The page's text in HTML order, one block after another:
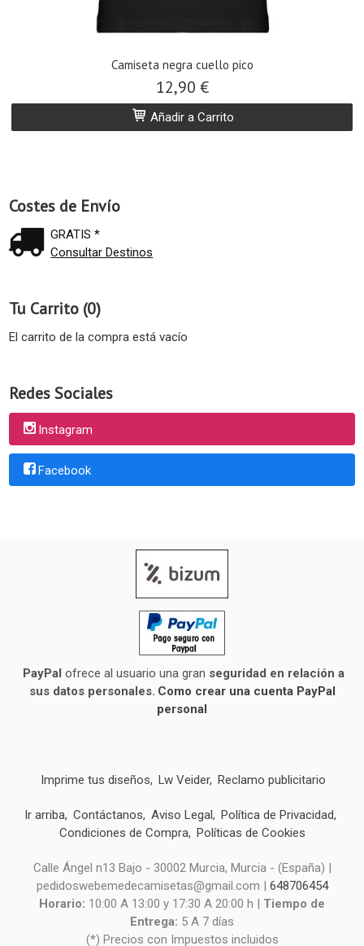
Costes de Envío
GRATIS *
Consultar Destinos
Tu Carrito (0)
El carrito de la compra está vacío
Redes Sociales
Instagram
Facebook
​Camiseta negra cuello pico
12,90 €
Añadir a Carrito
PayPal ofrece al usuario una gran seguridad en relación a
sus datos personales. Como crear una cuenta PayPal
personal
Imprime tus diseños Lw Veider Reclamo publicitario
Ir arriba Contáctanos Aviso Legal
Política de Privacidad
Condiciones de Compra
Políticas de Cookies
Calle Ángel n13 Bajo - 30002 Murcia, Murcia - (España) |
pedidoswebemedecamisetas@gmail.com | 648706454
Horario: 10:00 A 13:00 y 17:30 A 20:00 h | Tiempo de
Entrega: 5 A 7 días
(*) Precios con Impuestos incluidos